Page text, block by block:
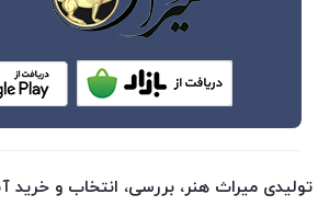
تولیدی میراث هنر، بررسی، انتخاب و خرید